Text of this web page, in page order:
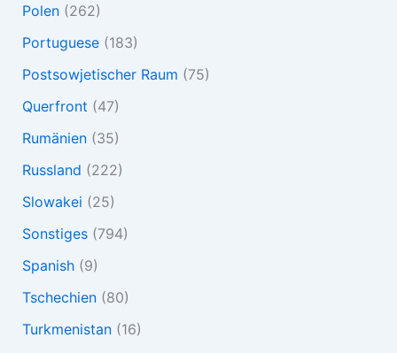
Polen(262)
Portuguese(183)
Postsowjetischer Raum (75)
Querfront (47)
Rumänien(35)
Russland (222)
Slowakei (25)
Sonstiges(794)
Spanish(9)
Tschechien(80)
Turkmenistan(16)